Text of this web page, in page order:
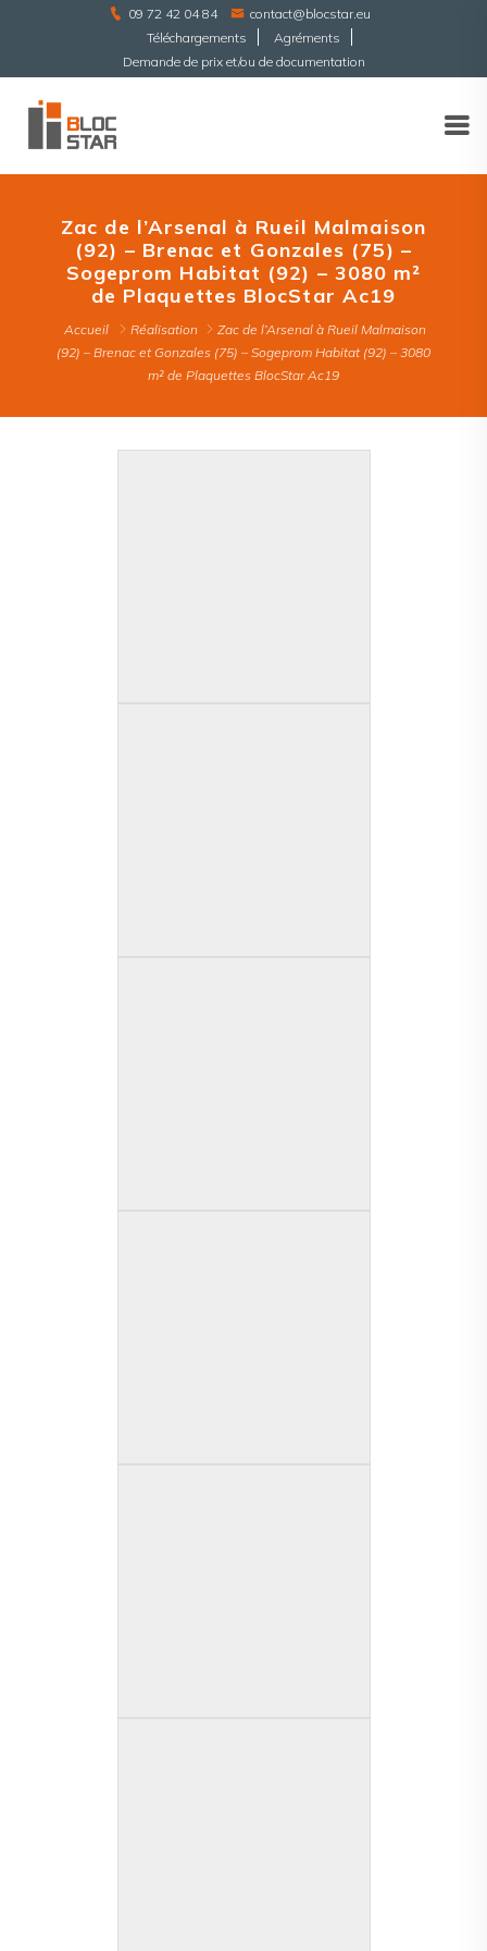
09 72 42 04 84
contact@blocstar.eu
Téléchargements
Agréments
Demande de prix et/ou de documentation
Zac de l’Arsenal à Rueil Malmaison
(92) – Brenac et Gonzales (75) –
Sogeprom Habitat (92) – 3080 m²
de Plaquettes BlocStar Ac19
Accueil Réalisation
Zac de l’Arsenal à Rueil Malmaison
(92) – Brenac et Gonzales (75) – Sogeprom Habitat (92) – 3080
m² de Plaquettes BlocStar Ac19